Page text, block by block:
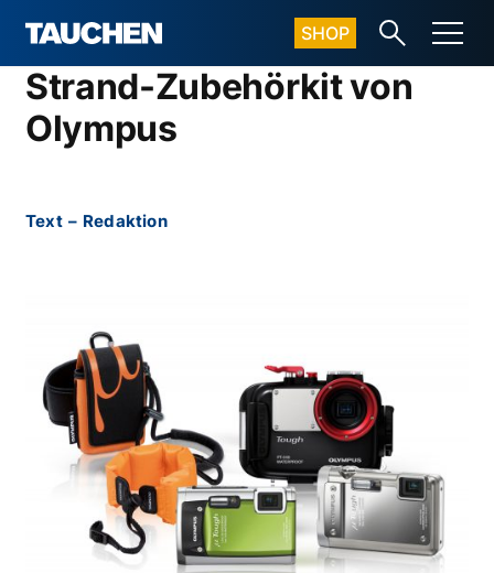
SHOP
Strand-Zubehörkit von
Olympus
Text – Redaktion